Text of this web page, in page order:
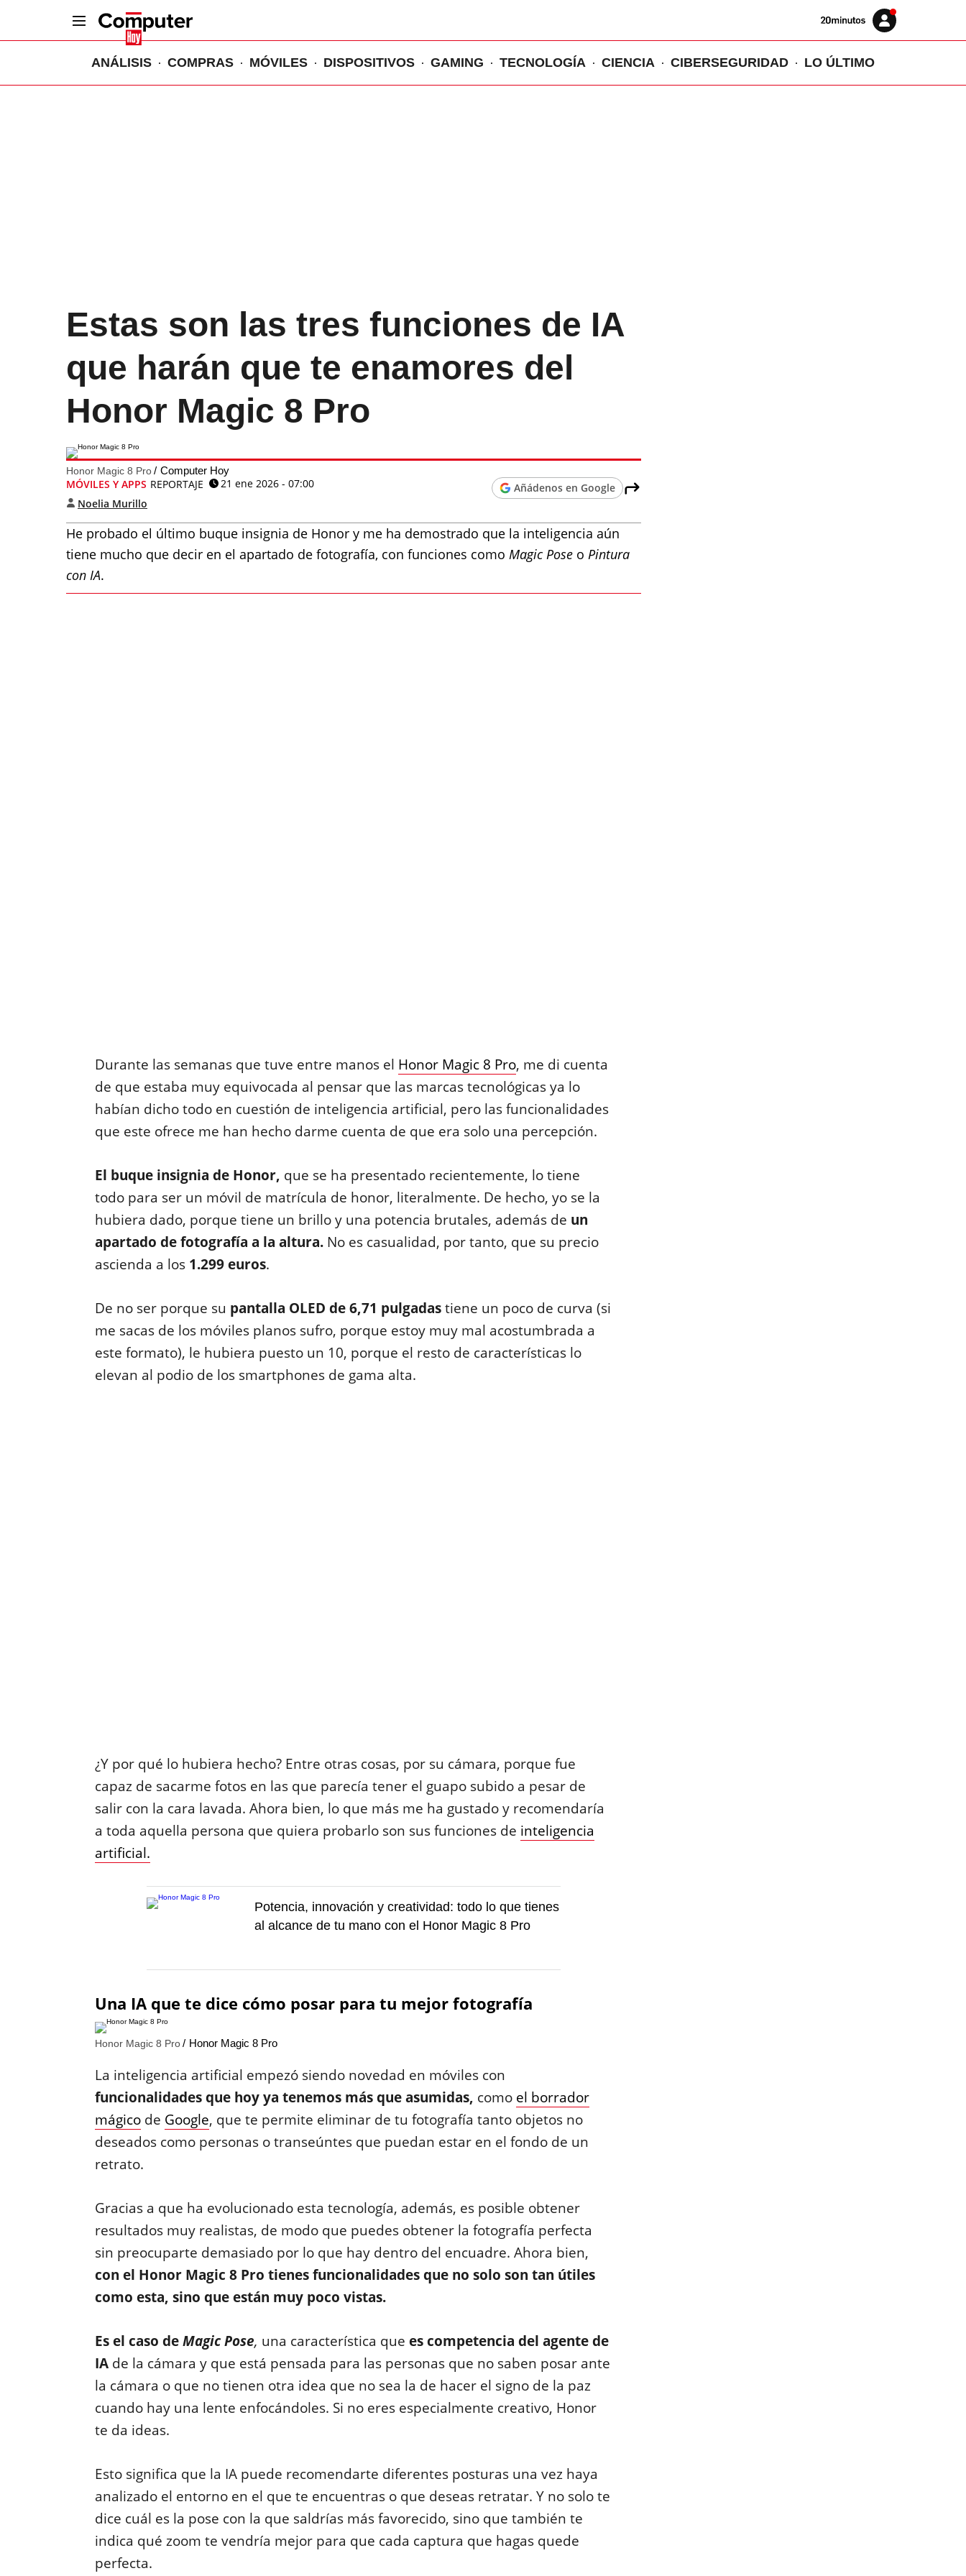
Volver
Iniciar
sesión
ANÁLISIS COMPRAS MÓVILES DISPOSITIVOS GAMING TECNOLOGÍA CIENCIA CIBERSEGURIDAD LO ÚLTIMO
Estas son las tres funciones de IA
que harán que te enamores del
Honor Magic 8 Pro
Honor Magic 8 Pro Computer Hoy
MÓVILES Y APPS REPORTAJE
21 ene 2026 - 07:00
Noelia Murillo
Añádenos en Google
He probado el último buque insignia de Honor y me ha demostrado que la inteligencia aún
tiene mucho que decir en el apartado de fotografía, con funciones como Magic Pose o Pintura
con IA.
Durante las semanas que tuve entre manos el Honor Magic 8 Pro, me di cuenta
de que estaba muy equivocada al pensar que las marcas tecnológicas ya lo
habían dicho todo en cuestión de inteligencia artificial, pero las funcionalidades
que este ofrece me han hecho darme cuenta de que era solo una percepción.
El buque insignia de Honor, que se ha presentado recientemente, lo tiene
todo para ser un móvil de matrícula de honor, literalmente. De hecho, yo se la
hubiera dado, porque tiene un brillo y una potencia brutales, además de un
apartado de fotografía a la altura. No es casualidad, por tanto, que su precio
ascienda a los1.299 euros.
De no ser porque su pantalla OLED de 6,71 pulgadastiene un poco de curva (si
me sacas de los móviles planos sufro, porque estoy muy mal acostumbrada a
este formato), le hubiera puesto un 10, porque el resto de características lo
elevan al podio de los smartphones de gama alta.
¿Y por qué lo hubiera hecho? Entre otras cosas, por su cámara, porque fue
capaz de sacarme fotos en las que parecía tener el guapo subido a pesar de
salir con la cara lavada. Ahora bien, lo que más me ha gustado y recomendaría
a toda aquella persona que quiera probarlo son sus funciones de inteligencia
artificial.
Potencia, innovación y creatividad: todo lo que tienes
al alcance de tu mano con el Honor Magic 8 Pro
Una IA que te dice cómo posar para tu mejor fotografía
Honor Magic 8 Pro Honor Magic 8 Pro
La inteligencia artificial empezó siendo novedad en móviles con
funcionalidades que hoy ya tenemos más que asumidas, como el borrador
mágicode Google, que te permite eliminar de tu fotografía tanto objetos no
deseados como personas o transeúntes que puedan estar en el fondo de un
retrato.
Gracias a que ha evolucionado esta tecnología, además, es posible obtener
resultados muy realistas, de modo que puedes obtener la fotografía perfecta
sin preocuparte demasiado por lo que hay dentro del encuadre. Ahora bien,
con el Honor Magic 8 Pro tienes funcionalidades que no solo son tan útiles
como esta, sino que están muy poco vistas.
Es el caso deMagic Pose, una característica que es competencia del agente de
IAde la cámara y que está pensada para las personas que no saben posar ante
la cámara o que no tienen otra idea que no sea la de hacer el signo de la paz
cuando hay una lente enfocándoles. Si no eres especialmente creativo, Honor
te da ideas.
Esto significa que la IA puede recomendarte diferentes posturas una vez haya
analizado el entorno en el que te encuentras o que deseas retratar. Y no solo te
dice cuál es la pose con la que saldrías más favorecido, sino que también te
indica qué zoom te vendría mejor para que cada captura que hagas quede
perfecta.